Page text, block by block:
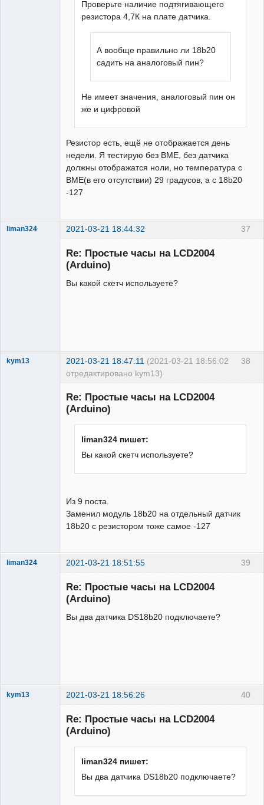
Проверьте наличие подтягивающего
резистора 4,7К на плате датчика.
А вообще правильно ли 18b20
садить на аналоговый пин?
Не имеет значения, аналоговый пин он
же и цифровой
Резистор есть, ещё не отображается день
недели. Я тестирую без BME, без датчика
должны отображатся ноли, но температура с
BME(в его отсутствии) 29 градусов, а с 18b20
-127
37
liman324 2021-03-21 18:44:32
Re: Простые часы на LCD2004
(Arduino)
Вы какой скетч используете?
38
kym13 2021-03-21 18:47:11 (2021-03-21 18:56:02
отредактировано kym13)
Re: Простые часы на LCD2004
(Arduino)
liman324 пишет:
Вы какой скетч используете?
Из 9 поста.
Заменил модуль 18b20 на отдельный датчик
18b20 с резистором тоже самое -127
39
liman324 2021-03-21 18:51:55
Re: Простые часы на LCD2004
(Arduino)
Вы два датчика DS18b20 подключаете?
40
kym13 2021-03-21 18:56:26
Re: Простые часы на LCD2004
(Arduino)
liman324 пишет:
Вы два датчика DS18b20 подключаете?